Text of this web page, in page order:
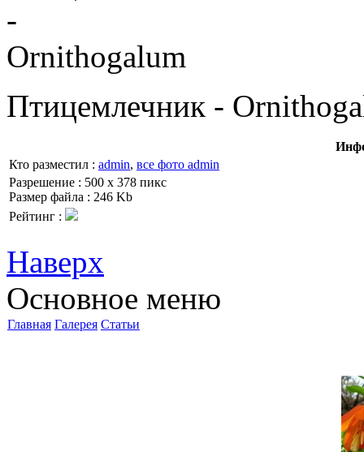
Птицемлечник -
Кто разместил : admin, все фото admin
Разрешение : 500 x 378 пикс
Размер файла : 246 Kb
Рейтинг :
Наверх
Основное меню
Главная Галерея Статьи